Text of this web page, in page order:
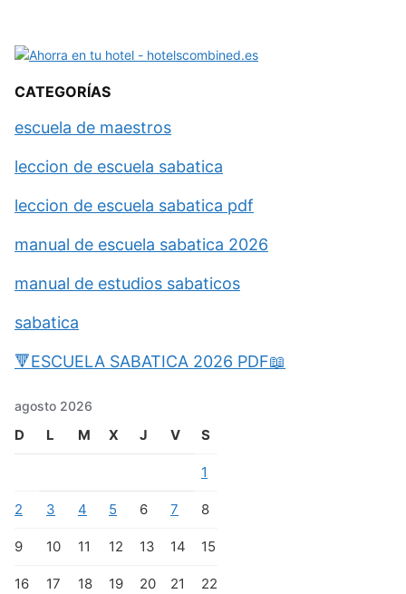
CATEGORÍAS
escuela de maestros
leccion de escuela sabatica
leccion de escuela sabatica pdf
manual de escuela sabatica 2026
manual de estudios sabaticos
sabatica
🔻ESCUELA SABATICA 2026 PDF📖
agosto 2026
D L M X J V S
1
2 3 4 5 6 7 8
9 10 11 12 13 14 15
16 17 18 19 20 21 22